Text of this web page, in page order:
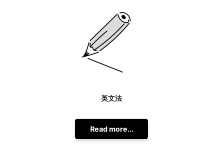
英文法
Read more...